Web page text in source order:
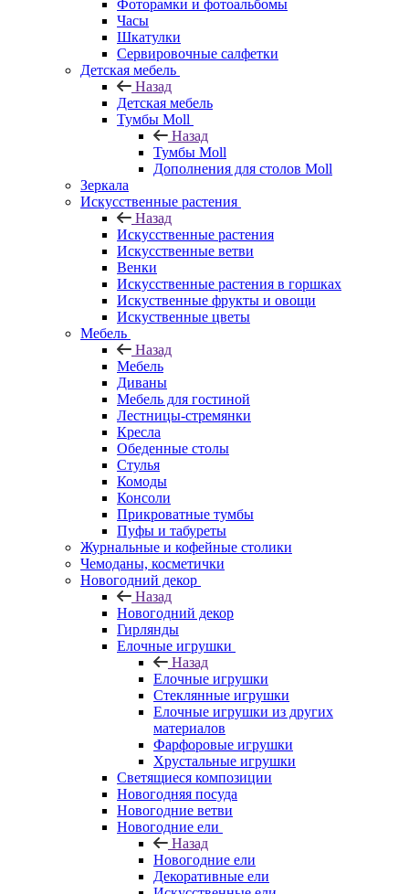
Фоторамки и фотоальбомы
Часы
Шкатулки
Сервировочные салфетки
Детская мебель
Назад
Детская мебель
Тумбы Moll
Назад
Тумбы Moll
Дополнения для столов Moll
Зеркала
Искусственные растения
Назад
Искусственные растения
Искусственные ветви
Венки
Искусственные растения в горшках
Искуственные фрукты и овощи
Искуственные цветы
Мебель
Назад
Мебель
Диваны
Мебель для гостиной
Лестницы-стремянки
Кресла
Обеденные столы
Стулья
Комоды
Консоли
Прикроватные тумбы
Пуфы и табуреты
Журнальные и кофейные столики
Чемоданы, косметички
Новогодний декор
Назад
Новогодний декор
Гирлянды
Елочные игрушки
Назад
Елочные игрушки
Стеклянные игрушки
Елочные игрушки из других
материалов
Фарфоровые игрушки
Хрустальные игрушки
Светящиеся композиции
Новогодняя посуда
Новогодние ветви
Новогодние ели
Назад
Новогодние ели
Декоративные ели